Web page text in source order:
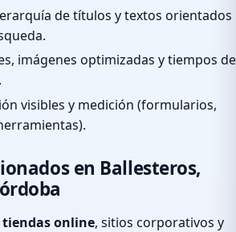
de títulos y textos orientados
imágenes optimizadas y tiempos de
visibles y medición (formularios,
en Ballesteros,
tiendas online, sitios corporativos y